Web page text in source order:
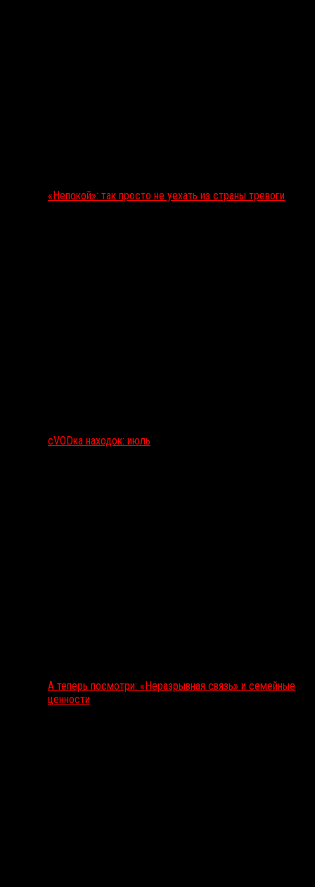
«Непокой»: так просто не уехать из страны тревоги
сVODка находок: июль
А теперь посмотри: «Неразрывная связь» и семейные
ценности